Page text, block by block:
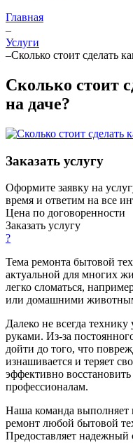
Главная
–
Услуги
–Сколько стоит сделать
Сколько стоит
на даче?
Заказать услугу
Оформите заявку на
время и ответим на все
Цена по договоренности
Заказать услугу
?
Тема ремонта бытовой
актуальной для многих
легко сломаться,
или домашними
Далеко не всегда
руками. Из-за
дойти до того, что
изнашивается и теряет
эффективно
профессионалам.
Наша команда выполняет
ремонт любой бытовой
Предоставляет надежный